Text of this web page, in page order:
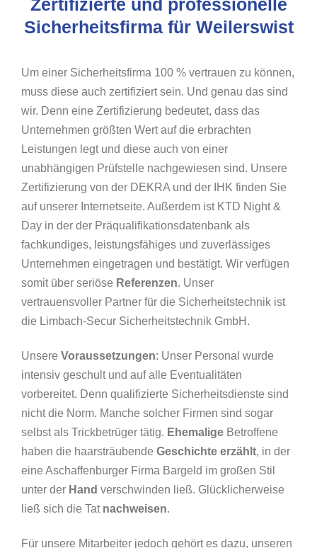
Zertifizierte und professionelle
Sicherheitsfirma für Weilerswist
Um einer Sicherheitsfirma 100 % vertrauen zu können,
muss diese auch zertifiziert sein. Und genau das sind
wir. Denn eine Zertifizierung bedeutet, dass das
Unternehmen größten Wert auf die erbrachten
Leistungen legt und diese auch von einer
unabhängigen Prüfstelle nachgewiesen sind. Unsere
Zertifizierung von der DEKRA und der IHK finden Sie
auf unserer Internetseite. Außerdem ist KTD Night &
Day in der der Präqualifikationsdatenbank als
fachkundiges, leistungsfähiges und zuverlässiges
Unternehmen eingetragen und bestätigt. Wir verfügen
somit über seriöse Referenzen. Unser
vertrauensvoller Partner für die Sicherheitstechnik ist
die Limbach-Secur Sicherheitstechnik GmbH.
Unsere Voraussetzungen: Unser Personal wurde
intensiv geschult und auf alle Eventualitäten
vorbereitet. Denn qualifizierte Sicherheitsdienste sind
nicht die Norm. Manche solcher Firmen sind sogar
selbst als Trickbetrüger tätig. Ehemalige Betroffene
haben die haarsträubende Geschichte erzählt, in der
eine Aschaffenburger Firma Bargeld im großen Stil
unter der Hand verschwinden ließ. Glücklicherweise
ließ sich die Tat nachweisen.
Für unsere Mitarbeiter jedoch gehört es dazu, unseren